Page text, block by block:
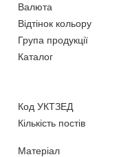
Валюта
Відтінок кольору
Група продукції
Каталог
Код УКТЗЕД
Кількість постів
Матеріал